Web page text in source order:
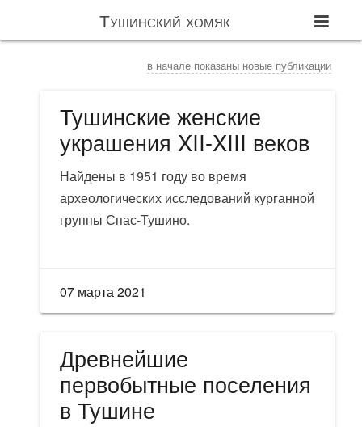
Тушинский хомяк
в начале показаны новые публикации
Тушинские женские
украшения XII-XIII веков
Найдены в 1951 году во время
археологических исследований курганной
группы Спас-Тушино.
07 марта 2021
Древнейшие
первобытные поселения
в Тушине